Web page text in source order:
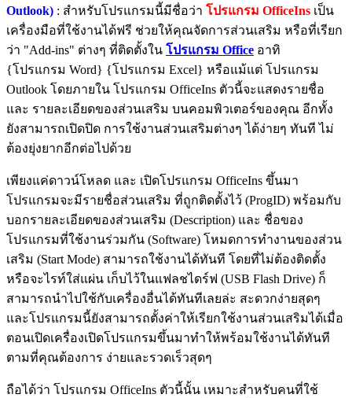
Outlook) : สำหรับโปรแกรมนี้มีชื่อว่า โปรแกรม OfficeIns เป็น
เครื่องมือที่ใช้งานได้ฟรี ช่วยให้คุณจัดการส่วนเสริม หรือที่เรียก
ว่า "Add-ins" ต่างๆ ที่ติดตั้งใน โปรแกรม Office อาทิ
{โปรแกรม Word} {โปรแกรม Excel} หรือแม้แต่ โปรแกรม
Outlook โดยภายใน โปรแกรม OfficeIns ตัวนี้จะแสดงรายชื่อ
และ รายละเอียดของส่วนเสริม บนคอมพิวเตอร์ของคุณ อีกทั้ง
ยังสามารถเปิดปิด การใช้งานส่วนเสริมต่างๆ ได้ง่ายๆ ทันที ไม่
ต้องยุ่งยากอีกต่อไปด้วย
เพียงแค่ดาวน์โหลด และ เปิดโปรแกรม OfficeIns ขึ้นมา
โปรแกรมจะมีรายชื่อส่วนเสริม ที่ถูกติดตั้งไว้ (ProgID) พร้อมกับ
บอกรายละเอียดของส่วนเสริม (Description) และ ชื่อของ
โปรแกรมที่ใช้งานร่วมกัน (Software) โหมดการทำงานของส่วน
เสริม (Start Mode) สามารถใช้งานได้ทันที โดยที่ไม่ต้องติดตั้ง
หรือจะไรท์ใส่แผ่น เก็บไว้ในแฟลชไดร์ฟ (USB Flash Drive) ก็
สามารถนำไปใช้กับเครื่องอื่นได้ทันทีเลยล่ะ สะดวกง่ายสุดๆ
และโปรแกรมนี้ยังสามารถตั้งค่าให้เรียกใช้งานส่วนเสริมได้เมื่อ
ตอนเปิดเครื่องเปิดโปรแกรมขึ้นมาทำให้พร้อมใช้งานได้ทันที
ตามที่คุณต้องการ ง่ายและรวดเร็วสุดๆ
ถือได้ว่า โปรแกรม OfficeIns ตัวนี้นั้น เหมาะสำหรับคนที่ใช้